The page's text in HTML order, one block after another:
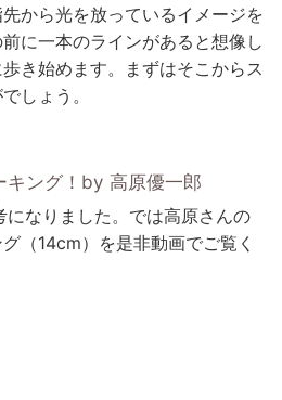
から光を放っているイメージを
に一本のラインがあると想像し
き始めます。まずはそこからス
しょう。
ング！by 高原優一郎
になりました。では高原さんの
（14cm）を是非動画でご覧く